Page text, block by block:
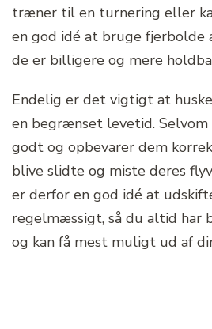
træner til en turnering eller
en god idé at bruge fjerbolde
de er billigere og mere
Endelig er det vigtigt at
en begrænset levetid.
godt og opbevarer dem
blive slidte og miste deres
er derfor en god idé at
regelmæssigt, så du altid har
og kan få mest muligt ud af